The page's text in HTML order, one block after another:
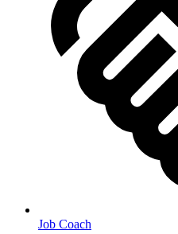
Job Coach